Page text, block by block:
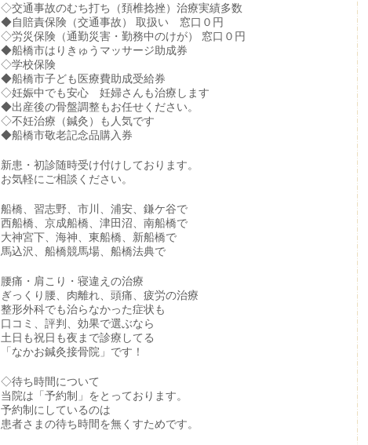
◇交通事故のむち打ち（頚椎捻挫）治療実績多数
◆自賠責保険（交通事故） 取扱い 窓口０円
◇労災保険（通勤災害・勤務中のけが） 窓口０円
◆船橋市はりきゅうマッサージ助成券
◇学校保険
◆船橋市子ども医療費助成受給券
◇妊娠中でも安心 妊婦さんも治療します
◆出産後の骨盤調整もお任せください。
◇不妊治療（鍼灸）も人気です
◆船橋市敬老記念品購入券
新患・初診随時受け付けしております。
お気軽にご相談ください。
船橋、習志野、市川、浦安、鎌ケ谷で
西船橋、京成船橋、津田沼、南船橋で
大神宮下、海神、東船橋、新船橋で
馬込沢、船橋競馬場、船橋法典で
腰痛・肩こり・寝違えの治療
ぎっくり腰、肉離れ、頭痛、疲労の治療
整形外科でも治らなかった症状も
口コミ、評判、効果で選ぶなら
土日も祝日も夜まで診療してる
「なかお鍼灸接骨院」です！
◇待ち時間について
当院は「予約制」をとっております。
予約制にしているのは
患者さまの待ち時間を無くすためです。